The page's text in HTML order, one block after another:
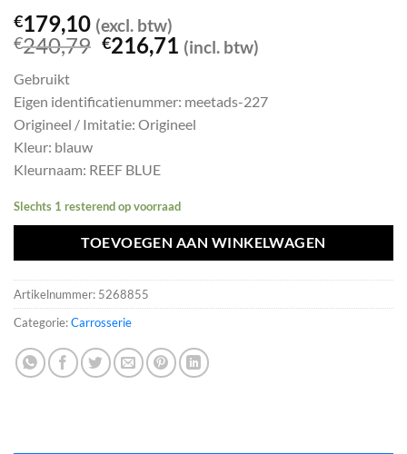
€179,10 (excl. btw)
€240,79 Oorspronkelijke
€240,79.
€216,71 Huidige
prijs
€216,71.
(incl. btw)
Gebruikt
Eigen identificatienummer: meetads-227
Origineel / Imitatie: Origineel
Kleur: blauw
Kleurnaam: REEF BLUE
Slechts 1 resterend op voorraad
TOEVOEGEN AAN WINKELWAGEN
Artikelnummer: 5268855
Categorie:Carrosserie